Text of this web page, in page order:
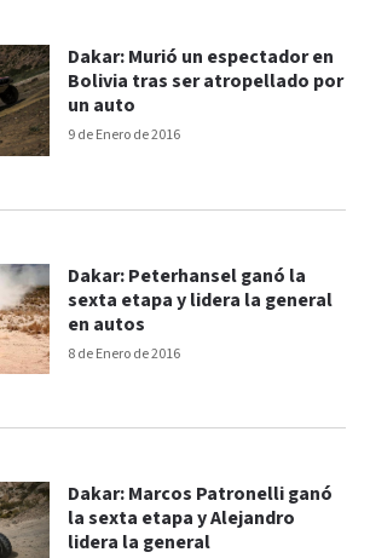
9 de Enero de 2016
Dakar: Murió un espectador en
Bolivia tras ser atropellado por
un auto
8 de Enero de 2016
Dakar: Peterhansel ganó la
sexta etapa y lidera la general
en autos
Dakar: Marcos Patronelli ganó
la sexta etapa y Alejandro
lidera la general